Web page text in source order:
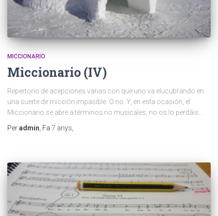
MICCIONARIO
Miccionario (IV)
Repertorio de acepciones varias con que uno va elucubrando en
una suerte de micción impasible. O no. Y, en esta ocasión, el
Miccionario se abre a términos no musicales, no os lo perdáis…
Peradmin , Fa 7 anys